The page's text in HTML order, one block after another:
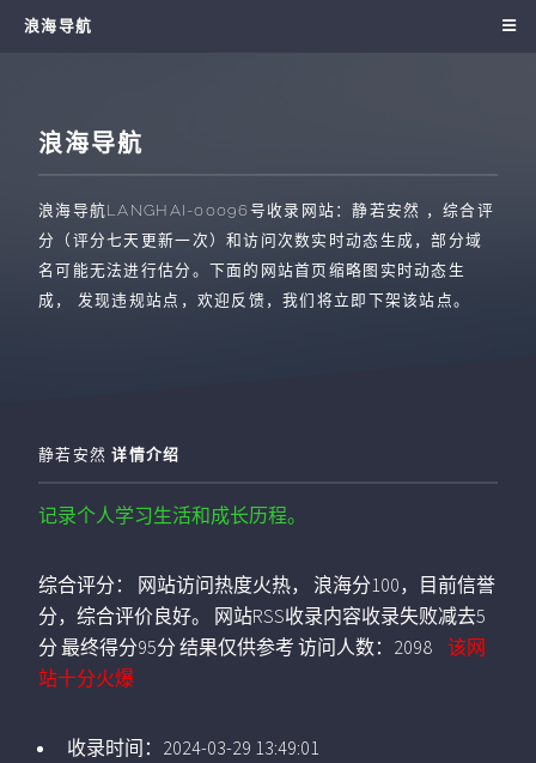
浪海导航
浪海导航
浪海导航LANGHAI-00096号收录网站：静若安然 ，综合评
分（评分七天更新一次）和访问次数实时动态生成，部分域
名可能无法进行估分。下面的网站首页缩略图实时动态生
成， 发现违规站点，欢迎反馈，我们将立即下架该站点。
静若安然 详情介绍
记录个人学习生活和成长历程。
综合评分：
网站访问热度火热， 浪海分100，目前信誉
分，综合评价良好。 网站RSS收录内容收录失败减去5
分 最终得分95分 结果仅供参考 访问人数： 2098
该网
站十分火爆
收录时间： 2024-03-29 13:49:01